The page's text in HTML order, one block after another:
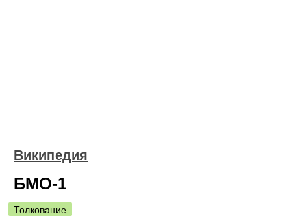
Википедия
БМО-1
Толкование